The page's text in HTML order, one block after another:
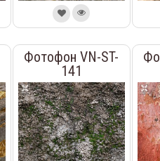
Фотофон VN-ST-
141